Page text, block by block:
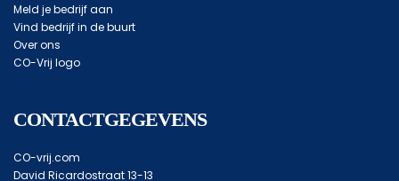
Meld je bedrijf aan
Vind bedrijf in de buurt
Over ons
CO-Vrij logo
CONTACTGEGEVENS
CO-vrij.com
David Ricardostraat 13-13